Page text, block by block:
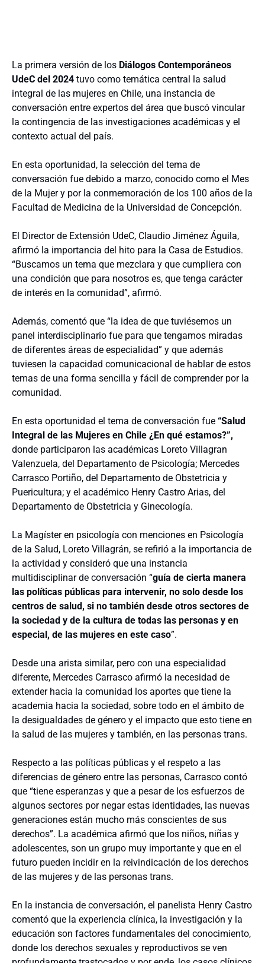
La primera versión de los Diálogos Contemporáneos
UdeC del 2024 tuvo como temática central la salud
integral de las mujeres en Chile, una instancia de
conversación entre expertos del área que buscó vincular
la contingencia de las investigaciones académicas y el
contexto actual del país.
En esta oportunidad, la selección del tema de
conversación fue debido a marzo, conocido como el Mes
de la Mujer y por la conmemoración de los 100 años de la
Facultad de Medicina de la Universidad de Concepción.
El Director de Extensión UdeC, Claudio Jiménez Águila,
afirmó la importancia del hito para la Casa de Estudios.
“Buscamos un tema que mezclara y que cumpliera con
una condición que para nosotros es, que tenga carácter
de interés en la comunidad”, afirmó.
Además, comentó que “la idea de que tuviésemos un
panel interdisciplinario fue para que tengamos miradas
de diferentes áreas de especialidad” y que además
tuviesen la capacidad comunicacional de hablar de estos
temas de una forma sencilla y fácil de comprender por la
comunidad.
En esta oportunidad el tema de conversación fue “Salud
Integral de las Mujeres en Chile ¿En qué estamos?”,
donde participaron las académicas Loreto Villagran
Valenzuela, del Departamento de Psicología; Mercedes
Carrasco Portiño, del Departamento de Obstetricia y
Puericultura; y el académico Henry Castro Arias, del
Departamento de Obstetricia y Ginecología.
La Magíster en psicología con menciones en Psicología
de la Salud, Loreto Villagrán, se refirió a la importancia de
la actividad y consideró que una instancia
multidisciplinar de conversación “guía de cierta manera
las políticas públicas para intervenir, no solo desde los
centros de salud, si no también desde otros sectores de
la sociedad y de la cultura de todas las personas y en
especial, de las mujeres en este caso”.
Desde una arista similar, pero con una especialidad
diferente, Mercedes Carrasco afirmó la necesidad de
extender hacia la comunidad los aportes que tiene la
academia hacia la sociedad, sobre todo en el ámbito de
la desigualdades de género y el impacto que esto tiene en
la salud de las mujeres y también, en las personas trans.
Respecto a las políticas públicas y el respeto a las
diferencias de género entre las personas, Carrasco contó
que “tiene esperanzas y que a pesar de los esfuerzos de
algunos sectores por negar estas identidades, las nuevas
generaciones están mucho más conscientes de sus
derechos”. La académica afirmó que los niños, niñas y
adolescentes, son un grupo muy importante y que en el
futuro pueden incidir en la reivindicación de los derechos
de las mujeres y de las personas trans.
En la instancia de conversación, el panelista Henry Castro
comentó que la experiencia clínica, la investigación y la
educación son factores fundamentales del conocimiento,
donde los derechos sexuales y reproductivos se ven